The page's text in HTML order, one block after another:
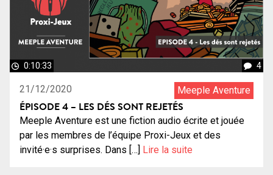
0:10:33 4
21/12/2020 Meeple Aventure
ÉPISODE 4 – LES DÉS SONT REJETÉS
Meeple Aventure est une fiction audio écrite et jouée
par les membres de l’équipe Proxi-Jeux et des
invité·e·s surprises. Dans […] Lire la suite